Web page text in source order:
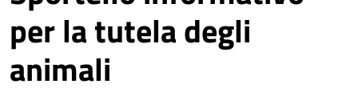
per la tutela degli
animali